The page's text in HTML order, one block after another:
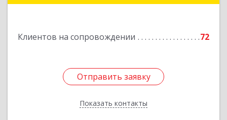
Клиентов на сопровождении 72
Отправить заявку
Показать контакты
Отправить заявку
Назад